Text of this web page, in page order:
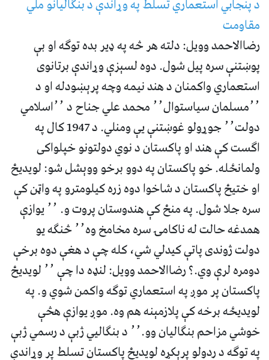
د پنجابي استعماري تسلط په وړاندې د بنګالیانو ملي
مقاومت
رضاالاحمد وویل: دلته هر څه په ډیر بده توګه او بې
پوښتنې سره پیل شول. دوه لسېزې وړاندې برتانوی
استعماري واکمنان د هند نیمه وچه پرېښودله او د
٬٬مسلمان سیاستوال٬٬ محمد علي جناح د ٬٬اسلامي
‌دولت٬٬ جوړولو غوښتنې یې ومنلي. د 1947 کال په
اګست کې هند او پاکستان د نوي دولتونو خپلواکی
ولمانځله. خو پاکستان په دوو برخو ووېشل شو: لویدیځ
او ختیځ پاکستان د شاخوا دوه زره کیلومترو په واټن کې
سره جلا شول. په منځ کې هندوستان پروت و. ٬٬ یوازې
همدغه حالت له ناکامۍ سره مخامخ وه٬٬ څنګه یو
دولت ژوندی پاتې کیدلي شي، کله چې د هغې دوه برخې
دومره لرې وي.؟ رضاالاحمد وویل: لنډه دا چې ٬٬ لویدیځ
پاکستان پر موږ په استعماري توګه واکمن شوي و. په
لویدیځه برخه کې پلازمېنه هم وه. موږ یوازې هڅې
خوشي مزاحم بنګالیان وو.٬٬ د بنګالیي ژبې د رسمي ژبې
په توګه د ردولو پرېکړه لویدیځ پاکستان تسلط پر وړاندې